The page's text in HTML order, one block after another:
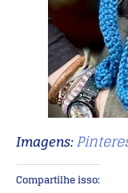
Imagens:
Compartilhe isso: